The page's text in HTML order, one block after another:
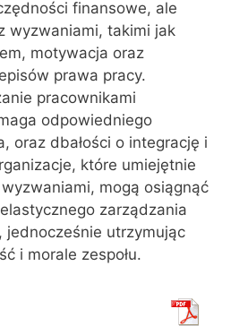
finansowe, ale
wyzwaniami, takimi jak
motywacja oraz
prawa pracy.
pracownikami
odpowiedniego
oraz dbałości o integrację i
które umiejętnie
mogą osiągnąć
zarządzania
jednocześnie utrzymując
i morale zespołu.